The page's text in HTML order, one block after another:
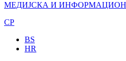
МЕДИЈСКА И
CP
BS
HR